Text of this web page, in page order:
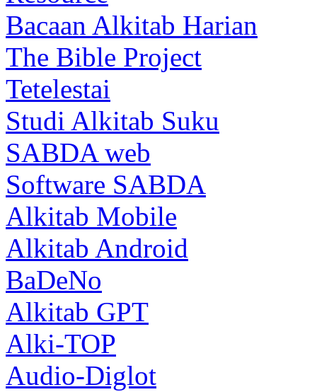
Bacaan Alkitab Harian
The Bible Project
Tetelestai
Studi Alkitab Suku
SABDA web
Software SABDA
Alkitab Mobile
Alkitab Android
BaDeNo
Alkitab GPT
Alki-TOP
Audio-Diglot